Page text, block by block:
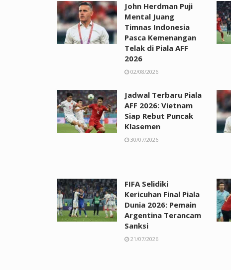
John Herdman Puji
Mental Juang
Timnas Indonesia
Pasca Kemenangan
Telak di Piala AFF
2026
02/08/2026
Jadwal Terbaru Piala
AFF 2026: Vietnam
Siap Rebut Puncak
Klasemen
30/07/2026
FIFA Selidiki
Kericuhan Final Piala
Dunia 2026: Pemain
Argentina Terancam
Sanksi
21/07/2026